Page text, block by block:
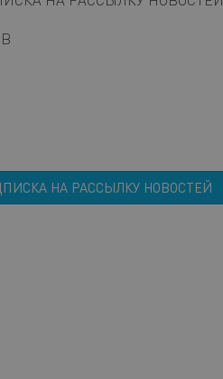
НА РАССЫЛКУ НОВОСТЕЙ